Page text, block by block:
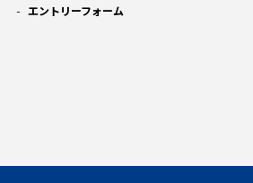
エントリーフォーム